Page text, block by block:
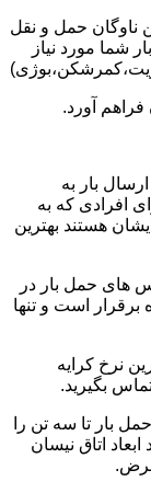
ناوگان حمل و نقل
شما مورد نیاز
فراهم آورد.
بار به
افرادی که به
هستند بهترین
های حمل بار در
است و تنها
نرخ کرایه
بگیرید.
توانایی حمل بار تا سه تن را
ابعاد اتاق نیسان